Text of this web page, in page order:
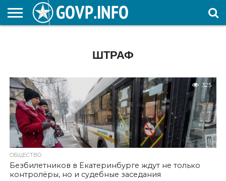
ШТРАФ
325
ОБЩЕСТВО
Безбилетников в Екатеринбурге ждут не только
контролёры, но и судебные заседания